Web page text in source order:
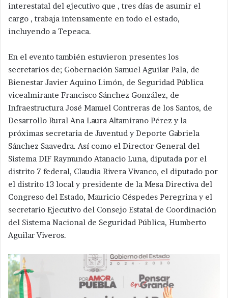
interestatal del ejecutivo que , tres días de asumir el
cargo , trabaja intensamente en todo el estado,
incluyendo a Tepeaca.
En el evento también estuvieron presentes los
secretarios de; Gobernación Samuel Aguilar Pala, de
Bienestar Javier Aquino Limón, de Seguridad Pública
vicealmirante Francisco Sánchez González, de
Infraestructura José Manuel Contreras de los Santos, de
Desarrollo Rural Ana Laura Altamirano Pérez y la
próximas secretaria de Juventud y Deporte Gabriela
Sánchez Saavedra. Así como el Director General del
Sistema DIF Raymundo Atanacio Luna, diputada por el
distrito 7 federal, Claudia Rivera Vivanco, el diputado por
el distrito 13 local y presidente de la Mesa Directiva del
Congreso del Estado, Mauricio Céspedes Peregrina y el
secretario Ejecutivo del Consejo Estatal de Coordinación
del Sistema Nacional de Seguridad Pública, Humberto
Aguilar Viveros.